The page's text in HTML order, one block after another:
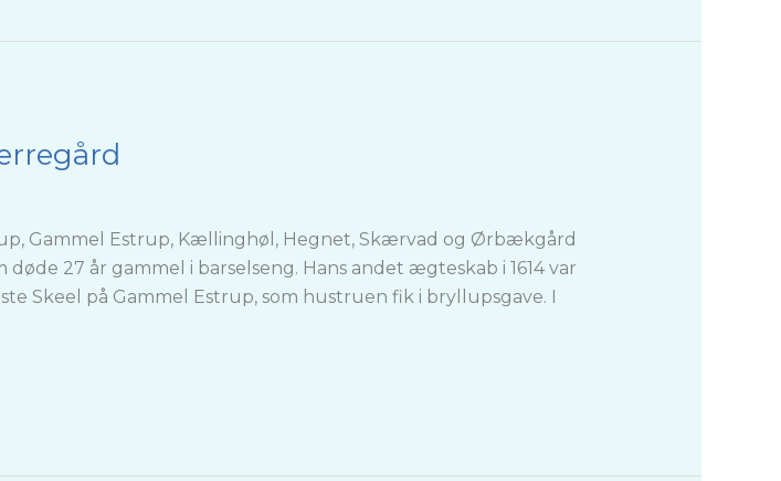
Gammel Estrup, Kællinghøl, Hegnet, Skærvad og Ørbækgård
27 år gammel i barselseng. Hans andet ægteskab i 1614 var
Skeel på Gammel Estrup, som hustruen fik i bryllupsgave. I